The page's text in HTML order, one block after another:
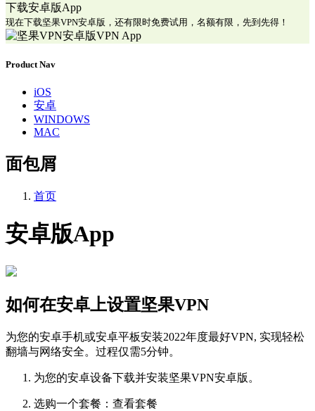
下载安卓版App
现在下载坚果VPN安卓版，还有限时免费试用，名额有限，先到先得！
Product Nav
iOS
安卓
WINDOWS
MAC
面包屑
首页
安卓版App
如何在安卓上设置坚果VPN
为您的安卓手机或安卓平板安装2022年度最好VPN, 实现轻松
翻墙与网络安全。过程仅需5分钟。
为您的安卓设备下载并安装坚果VPN安卓版。
选购一个套餐：查看套餐